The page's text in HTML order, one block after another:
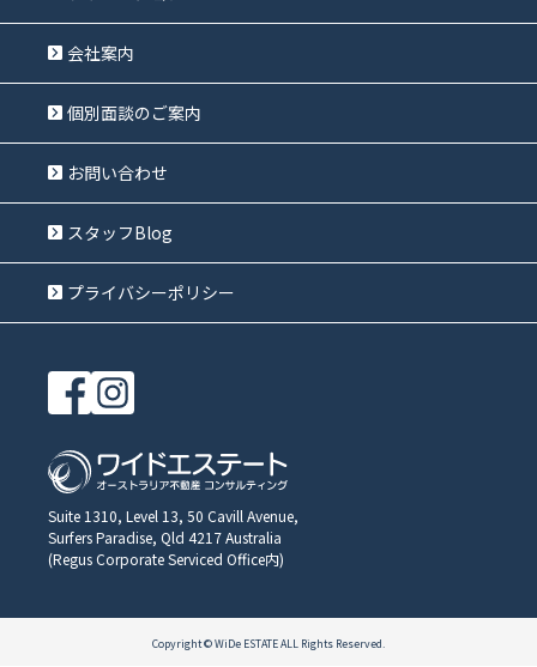
会社案内
個別面談のご案内
お問い合わせ
スタッフBlog
プライバシーポリシー
Suite 1310, Level 13, 50 Cavill Avenue,
Surfers Paradise, Qld 4217 Australia
(Regus Corporate Serviced Office内)
Copyright © WiDe ESTATE ALL Rights Reserved.